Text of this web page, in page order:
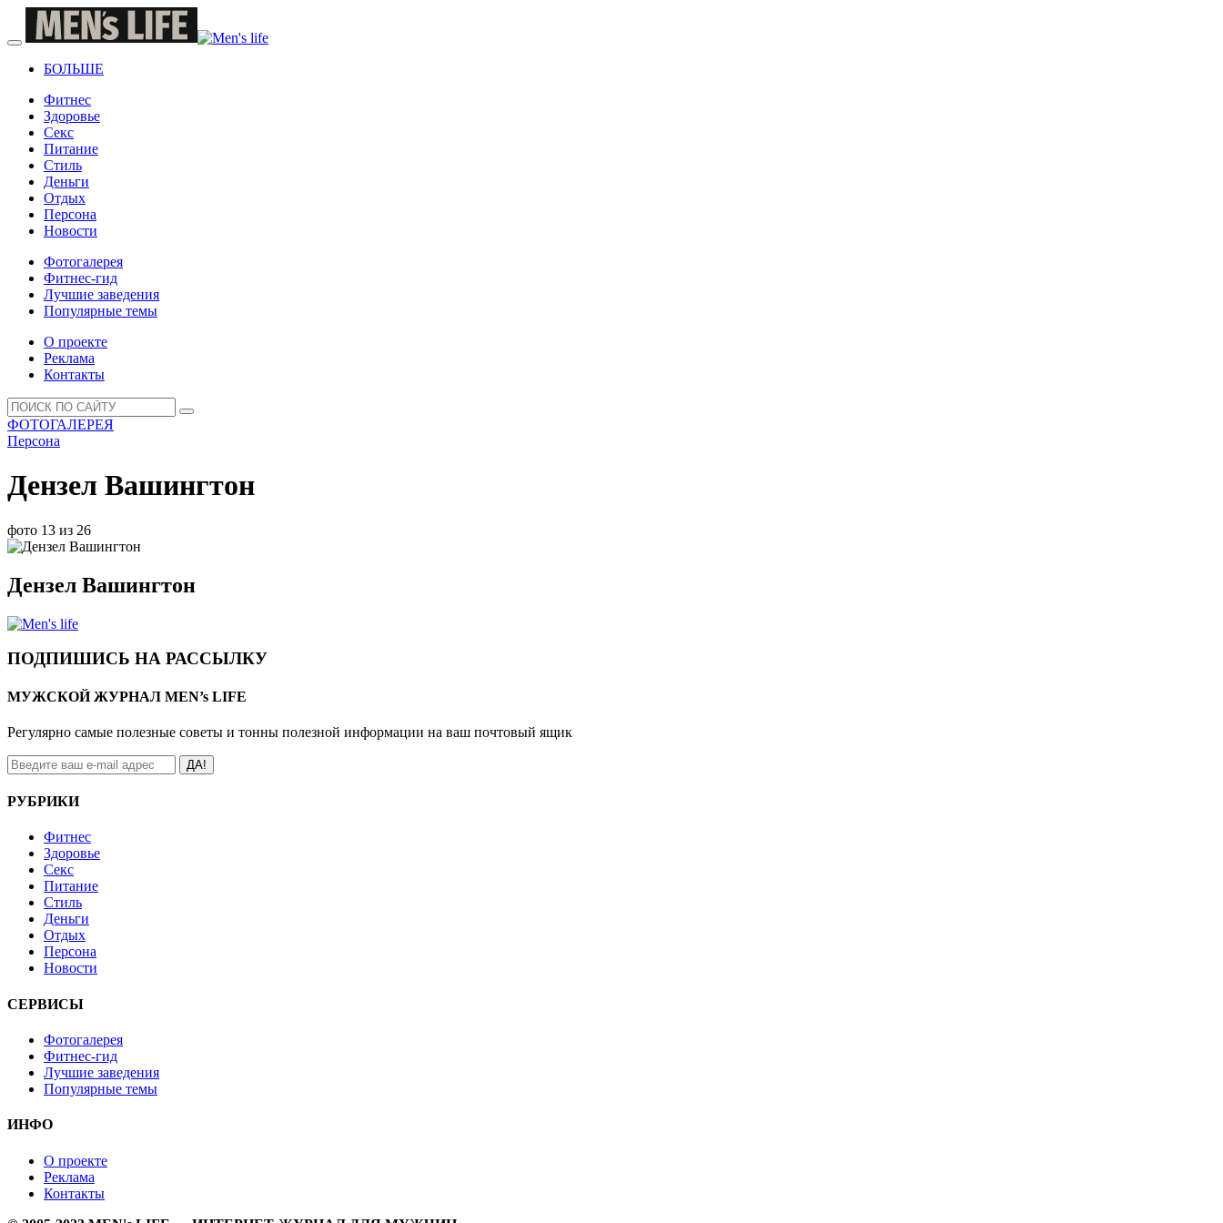
БОЛЬШЕ
Фитнес
Здоровье
Секс
Питание
Стиль
Деньги
Отдых
Персона
Новости
Фотогалерея
Фитнес-гид
Лучшие заведения
Популярные темы
О проекте
Реклама
Контакты
ФОТОГАЛЕРЕЯ
Персона
Дензел Вашингтон
фото 13 из 26
Дензел Вашингтон
ПОДПИШИСЬ НА РАССЫЛКУ
МУЖСКОЙ ЖУРНАЛ MEN’s LIFE
Регулярно самые полезные советы и тонны полезной информации на ваш почтовый ящик
ДА!
РУБРИКИ
Фитнес
Здоровье
Секс
Питание
Стиль
Деньги
Отдых
Персона
Новости
СЕРВИСЫ
Фотогалерея
Фитнес-гид
Лучшие заведения
Популярные темы
ИНФО
О проекте
Реклама
Контакты